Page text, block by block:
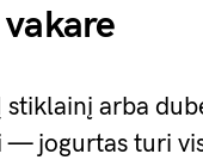
stiklainį arba
— jogurtas turi